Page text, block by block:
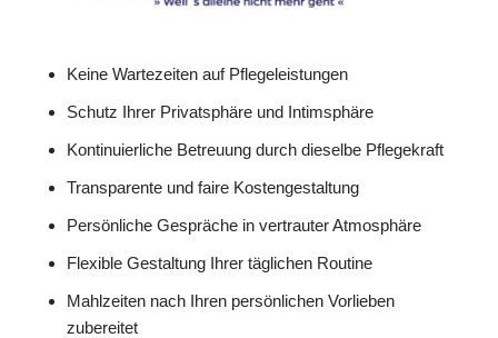
Keine Wartezeiten auf Pflegeleistungen
Schutz Ihrer Privatsphäre und Intimsphäre
Kontinuierliche Betreuung durch dieselbe Pflegekraft
Transparente und faire Kostengestaltung
Persönliche Gespräche in vertrauter Atmosphäre
Flexible Gestaltung Ihrer täglichen Routine
Mahlzeiten nach Ihren persönlichen Vorlieben
zubereitet